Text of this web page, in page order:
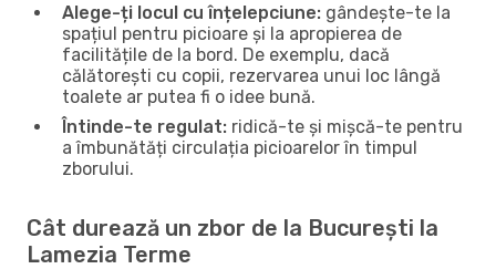
Alege-ți locul cu înțelepciune: gândește-te la
spațiul pentru picioare și la apropierea de
facilitățile de la bord. De exemplu, dacă
călătorești cu copii, rezervarea unui loc lângă
toalete ar putea fi o idee bună.
Întinde-te regulat: ridică-te și mișcă-te pentru
a îmbunătăți circulația picioarelor în timpul
zborului.
Cât durează un zbor de la București la
Lamezia Terme